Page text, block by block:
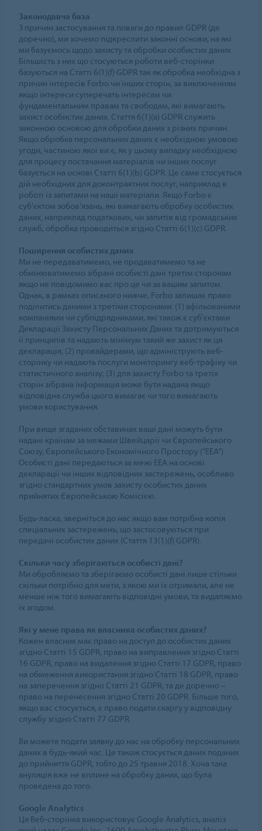
Законодавча база
З причин застосування та поваги до правил GDPR (де
доречно), ми хочемо підкреслити законні основи, на які
ми базуємось щодо захисту та обробки особистих даних.
Більшість з них що стосуються роботи веб-сторінки
базуються на Статті 6(1)(f) GDPR так як обробка необхідна з
причин інтересів Forbo чи інших сторін, за виключенням
якщо інтереси суперечать інтересам чи
фундаментальним правам та свободам, які вимагають
захист особистих даних. Стаття 6(1)(a) GDPR служить
законною основою для обробки даних з різних причин.
Якщо обробка персональних даних є необхідною умовою
угоди, частиною якої ви є, як у цьому випадку необхідною
для процесу постачання матеріалів чи інших послуг
базується на основі Статті 6(1)(b) GDPR. Це саме стосується
дій необхідних для доконтрактних послуг, наприклад в
роботі із запитами на наші матеріали. Якщо Forbo є
суб'єктом зобов'язань, які вимагають обробку особистих
даних, наприклад податкових, чи запитів від громадських
служб, обробка проводиться згідно Статті 6(1)(c) GDPR.
Поширення особистих даних
Ми не передаватимемо, не продаватимемо та не
обмінюватимемо зібрані особисті дані третім сторонам
якщо не повідомимо вас про це чи за вашим запитом.
Однак, в рамках описаного нижче, Forbo залишає право
поділитись даними з третіми сторонами: (1) афільованими
компаніями чи субпідрядниками, які також є суб'єктами
Декларації Захисту Персональних Даних та дотримуються
її принципів та надають мінімум такий же захист як ця
декларація; (2) провайдерами, що адмініструють веб-
сторінку чи надають послуги моніторингу веб-трафіку чи
статистичного аналізу; (3) для захисту Forbo та третіх
сторін зібрана інформація може бути надана якщо
відповідна служба цього вимагає чи того вимагають
умови користування.
При вище згаданих обставинах ваші дані можуть бути
надані країнам за межами Швейцарії чи Європейського
Союзу, Європейського Економічного Простору (“EEA”).
Особисті дані передаються за межі EEA на основі
декларації чи інших відповідних застережень, особливо
згідно стандартних умов захисту особистих даних
прийнятих Європейською Комісією.
Будь-ласка, зверніться до нас якщо вам потрібна копія
спеціальних застережень, що застосовуються при
передачі особистих даних (Стаття 13(1)(f) GDPR).
Скільки часу зберігаються особисті дані?
Ми обробляємо та зберігаємо особисті дані лише стільки
скільки потрібно для мети, з якою ми їх отримали, але не
менше ніж того вимагають відповідні умови, та видаляємо
їх згодом.
Які у мене права як власника особистих даних?
Кожен власник має право на доступ до особистих даних
згідно Статті 15 GDPR, право на виправлення згідно Статті
16 GDPR, право на видалення згідно Статті 17 GDPR, право
на обмеження використання згідно Статті 18 GDPR, право
на заперечення згідно Статті 21 GDPR, та де доречно –
право на перенесення згідно Статті 20 GDPR. Більше того,
якщо вас стосується, є право подати скаргу у відповідну
службу згідно Статті 77 GDPR.
Ви можете подати заявку до нас на обробку персональних
даних в будь-який час. Це також стосується даних поданих
до прийняття GDPR, тобто до 25 травня 2018. Хоча така
ануляція вже не вплине на обробку даних, що була
проведена до того.
Google Analytics
Ця Веб-сторінка використовує Google Analytics, аналіз